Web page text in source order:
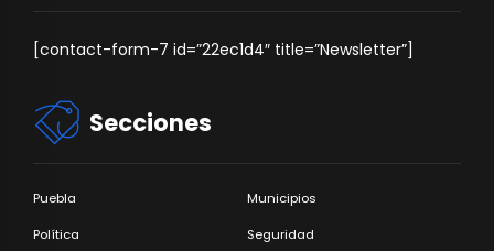
[contact-form-7 id=”22ec1d4″ title=”Newsletter”]
Secciones
Puebla Municipios
Política Seguridad